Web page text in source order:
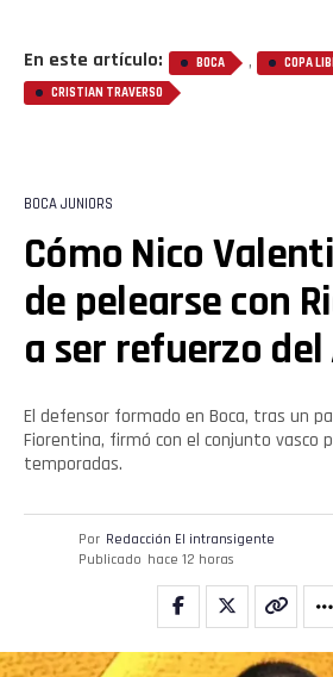
En este artículo: BOCA , COPA
CRISTIAN TRAVERSO
BOCA JUNIORS
Cómo Nico
de pelearse con
a ser refuerzo del
El defensor formado en Boca, tras un
Fiorentina, firmó con el conjunto vasco
temporadas.
Por Redacción El intransigente
Publicado hace 12 horas
Flipboard
Reddit
Pinterest
Whatsapp